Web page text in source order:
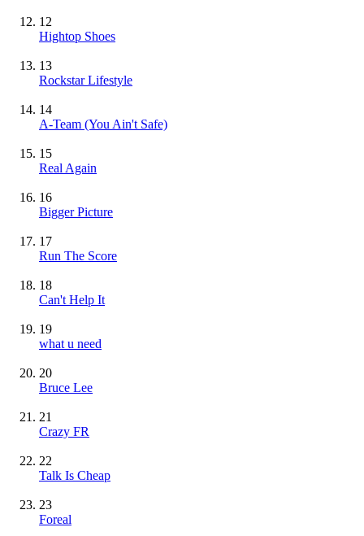
12
Hightop Shoes
13
Rockstar Lifestyle
14
A-Team (You Ain't Safe)
15
Real Again
16
Bigger Picture
17
Run The Score
18
Can't Help It
19
what u need
20
Bruce Lee
21
Crazy FR
22
Talk Is Cheap
23
Foreal